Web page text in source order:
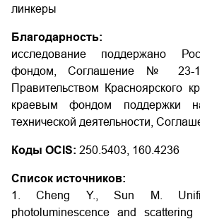
линкеры
Благодарность:
исследование поддержано
фондом, Соглашение № 23-
Правительством Красноярского
краевым фондом поддержки
технической деятельности,
Коды OCIS: 250.5403, 160.4236
Список источников:
1. Cheng Y., Sun M.
photoluminescence and